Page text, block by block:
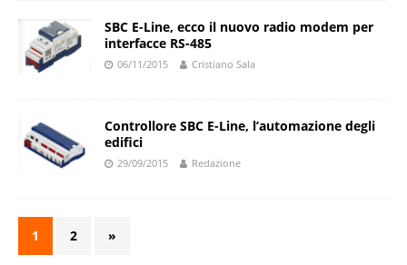
SBC E-Line, ecco il nuovo radio modem per
interfacce RS-485
06/11/2015 Cristiano Sala
Controllore SBC E-Line, l’automazione degli
edifici
29/09/2015 Redazione
1 2 »